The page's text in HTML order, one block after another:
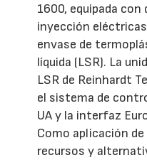
1600, equipada con
inyección
envase de
líquida (LSR). La
LSR de Reinhardt
el sistema de
UA y la interfaz
Como aplicación
recursos y